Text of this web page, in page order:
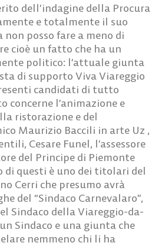
dell’indagine della Procura
e totalmente il suo
non posso fare a meno di
cioè un fatto che ha un
politico: l’attuale giunta
di supporto Viva Viareggio
candidati di tutto
concerne l’animazione e
ristorazione e del
Maurizio Baccili in arte Uz ,
Cesare Funel, l’assessore
del Principe di Piemonte
di questi è uno dei titolari del
Cerri che presumo avrà
del “Sindaco Carnevalaro”,
Sindaco della Viareggio-da-
Sindaco e una giunta che
nemmeno chi li ha